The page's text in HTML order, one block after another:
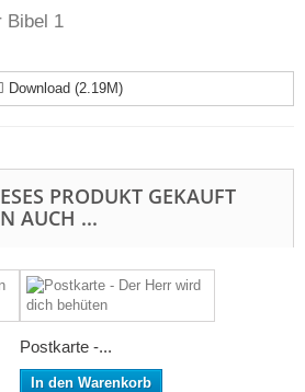
Bibel 1
Download (2.19M)
PRODUKT GEKAUFT
AUCH ...
Postkarte -...
In den Warenkorb